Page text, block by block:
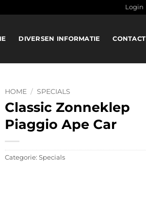
Login
DIVERSEN INFORMATIE CONTACT
HOME / SPECIALS
Classic Zonneklep
Piaggio Ape Car
Categorie: Specials